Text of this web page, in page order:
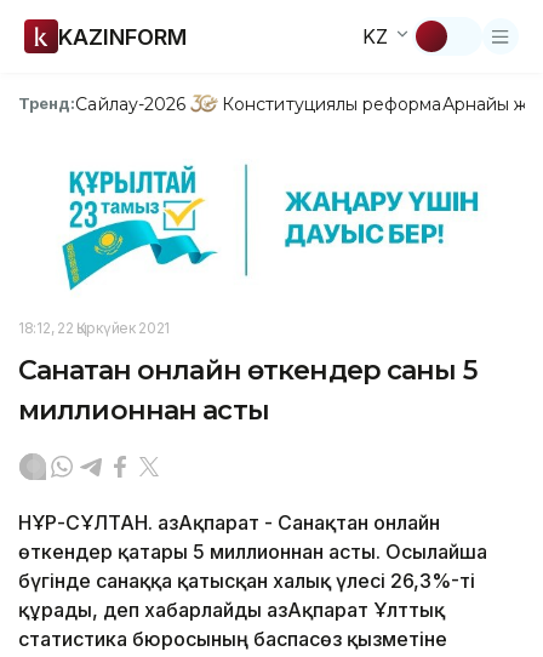
KAZINFORM KZ
Тренд:Сайлау-2026 Конституциялық реформаАрнайы
18:12, 22 Қыркүйек 2021
Санақтан онлайн өткендер саны 5
миллионнан асты
НҰР-СҰЛТАН. ҚазАқпарат - Санақтан онлайн
өткендер қатары 5 миллионнан асты. Осылайша
бүгінде санаққа қатысқан халық үлесі 26,3%-ті
құрады, деп хабарлайды ҚазАқпарат Ұлттық
статистика бюросының баспасөз қызметіне